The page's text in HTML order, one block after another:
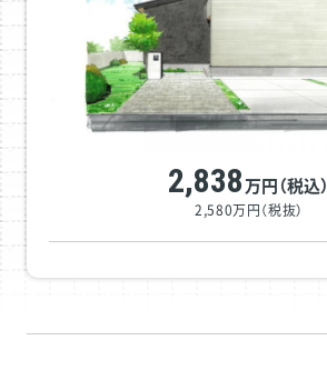
2,838万円（税込）
2,580万円（税抜）